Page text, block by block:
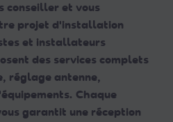
conseiller et vous
projet d'installation
et installateurs
des services complets
réglage antenne,
Chaque
garantit une réception